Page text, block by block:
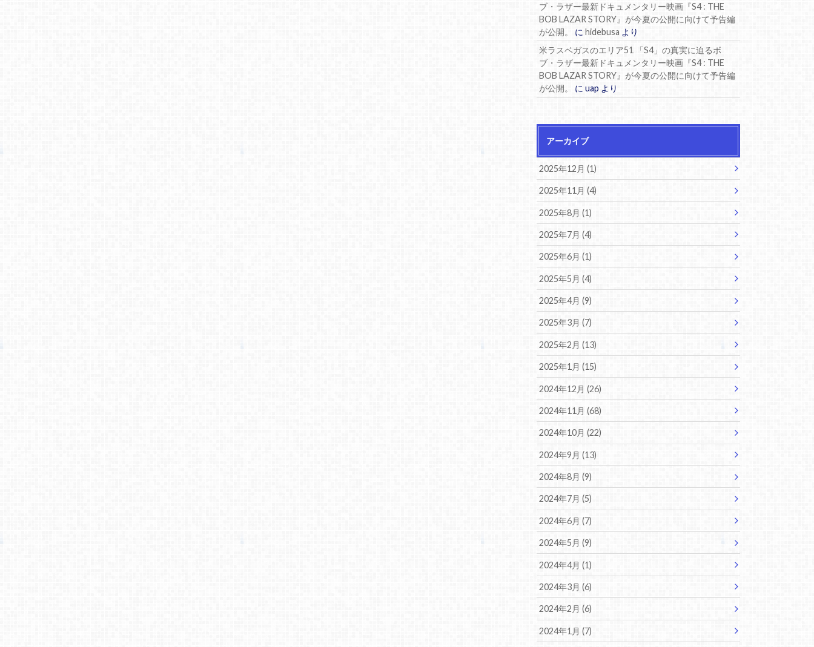
ブ・ラザー最新ドキュメンタリー映画『S4 : THE
BOB LAZAR STORY』が今夏の公開に向けて予告編
が公開。
にhidebusa より
米ラスベガスのエリア51 「S4」の真実に迫るボ
ブ・ラザー最新ドキュメンタリー映画『S4 : THE
BOB LAZAR STORY』が今夏の公開に向けて予告編
が公開。
にuap より
アーカイブ
2025年12月 (1)
2025年11月 (4)
2025年8月 (1)
2025年7月 (4)
2025年6月 (1)
2025年5月 (4)
2025年4月 (9)
2025年3月 (7)
2025年2月 (13)
2025年1月 (15)
2024年12月 (26)
2024年11月 (68)
2024年10月 (22)
2024年9月 (13)
2024年8月 (9)
2024年7月 (5)
2024年6月 (7)
2024年5月 (9)
2024年4月 (1)
2024年3月 (6)
2024年2月 (6)
2024年1月 (7)